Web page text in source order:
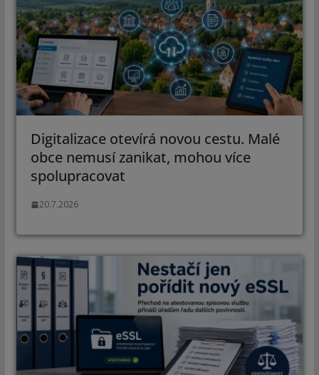
Digitalizace otevírá novou cestu. Malé
obce nemusí zanikat, mohou více
spolupracovat
20.7.2026